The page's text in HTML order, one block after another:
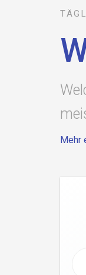
thies gundlach
kipping
Mehr